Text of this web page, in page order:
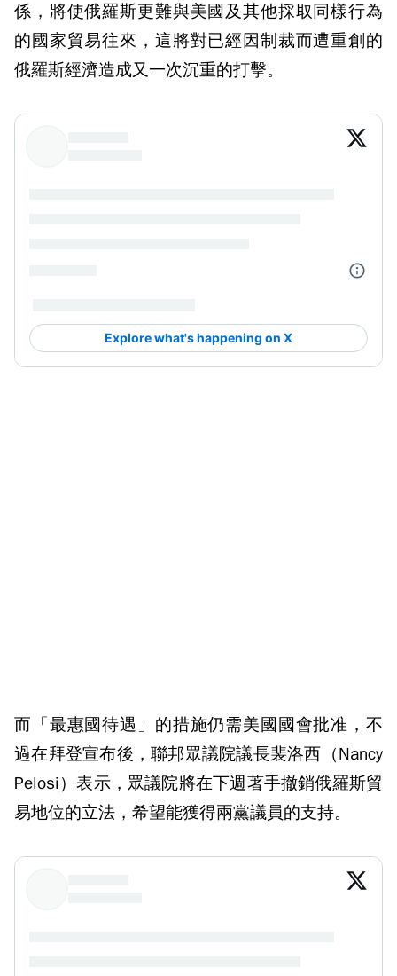
係，將使俄羅斯更難與美國及其他採取同樣行為
的國家貿易往來，這將對已經因制裁而遭重創的
俄羅斯經濟造成又一次沉重的打擊。
而「最惠國待遇」的措施仍需美國國會批准，不
過在拜登宣布後，聯邦眾議院議長裴洛西（Nancy
Pelosi）表示，眾議院將在下週著手撤銷俄羅斯貿
易地位的立法，希望能獲得兩黨議員的支持。